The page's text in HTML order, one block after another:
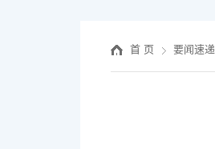
首 页 要闻速递